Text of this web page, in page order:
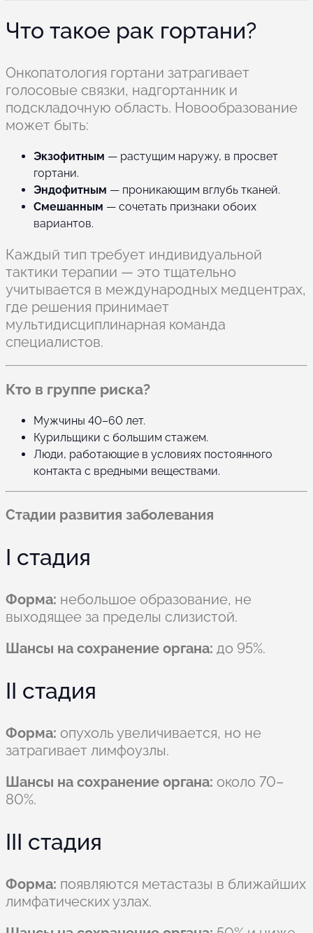
Что такое рак гортани?
Онкопатология гортани затрагивает
голосовые связки, надгортанник и
подскладочную область. Новообразование
может быть:
Экзофитным — растущим наружу, в просвет
гортани.
Эндофитным — проникающим вглубь тканей.
Смешанным — сочетать признаки обоих
вариантов.
Каждый тип требует индивидуальной
тактики терапии — это тщательно
учитывается в международных медцентрах,
где решения принимает
мультидисциплинарная команда
специалистов.
Кто в группе риска?
Мужчины 40–60 лет.
Курильщики с большим стажем.
Люди, работающие в условиях постоянного
контакта с вредными веществами.
Стадии развития заболевания
I стадия
Форма: небольшое образование, не
выходящее за пределы слизистой.
Шансы на сохранение органа: до 95%.
II стадия
Форма: опухоль увеличивается, но не
затрагивает лимфоузлы.
Шансы на сохранение органа: около 70–
80%.
III стадия
Форма: появляются метастазы в ближайших
лимфатических узлах.